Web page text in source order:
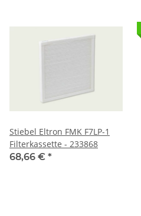
Stiebel Eltron FMK F7LP-1
Filterkassette - 233868
68,66 € *